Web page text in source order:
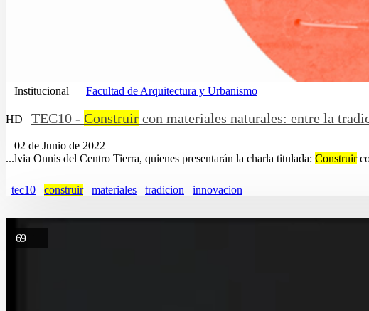
Institucional Facultad de Arquitectura y Urbanismo
HD TEC10 - Construir con materiales naturales: entre la
02 de Junio de 2022
...lvia Onnis del Centro Tierra, quienes presentarán la charla titulada: Construir
tec10 construir materiales tradicion innovacion
69